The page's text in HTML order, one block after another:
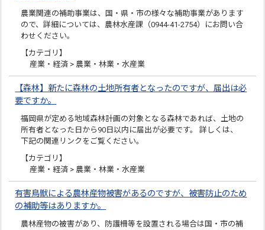
農業関連の補助事業は、国・県・市の様々な補助事業があります
ので、詳細については、農林水産課（0944-41-2754）にお問い合
わせください。
【カテゴリ】
産業・経済 > 農業・林業・水産業
【森林】新たに森林の土地所有者となったのですが、届出は必
要ですか。
福岡県が定める地域森林計画の対象となる森林であれば、土地の
所有者となった日から90日以内に届出が必要です。 詳しくは、
下記の関連リンクをご覧ください。
【カテゴリ】
産業・経済 > 農業・林業・水産業
有害鳥獣による農林産物被害があるのですが、被害防止のため
の補助等はありますか。
農林産物の被害があり、防護柵等を設置される場合は国・市の補